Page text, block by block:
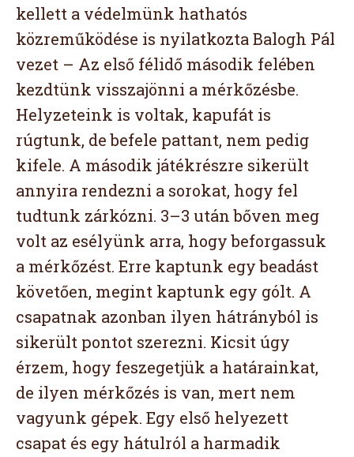
kellett a védelmünk hathatós
közreműködése is nyilatkozta Balogh Pál
vezet – Az első félidő második felében
kezdtünk visszajönni a mérkőzésbe.
Helyzeteink is voltak, kapufát is
rúgtunk, de befele pattant, nem pedig
kifele. A második játékrészre sikerült
annyira rendezni a sorokat, hogy fel
tudtunk zárkózni. 3–3 után bőven meg
volt az esélyünk arra, hogy beforgassuk
a mérkőzést. Erre kaptunk egy beadást
követően, megint kaptunk egy gólt. A
csapatnak azonban ilyen hátrányból is
sikerült pontot szerezni. Kicsit úgy
érzem, hogy feszegetjük a határainkat,
de ilyen mérkőzés is van, mert nem
vagyunk gépek. Egy első helyezett
csapat és egy hátulról a harmadik